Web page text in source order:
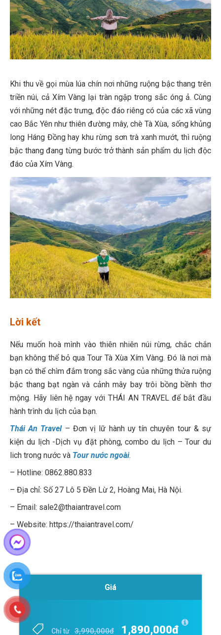
Giá
Chỉ từ 3,990,000đ 1,890,000đ
Khi thu về gọi mùa lúa chín nơi những ruộng bậc thang trên
triền núi, cả Xím Vàng lại tràn ngập trong sắc óng ả. Cùng
với những nét đặc trưng, độc đáo riêng có của các xã vùng
cao Bắc Yên như thiên đường mây, chè Tà Xùa, sống khủng
long Háng Đồng hay khu rừng sơn trà xanh mướt, thì ruộng
bậc thang đang từng bước trở thành sản phẩm du lịch độc
đáo của Xím Vàng.
Lời kết
Nếu muốn hoà mình vào thiên nhiên núi rừng, chắc chắn
bạn không thể bỏ qua Tour Tà Xùa Xím Vàng. Đó là nơi mà
bạn có thể chìm đắm trong sắc vàng của những thửa ruộng
bậc thang bạt ngàn và cảnh mây bay trôi bồng bềnh thơ
mộng. Hãy liên hệ ngay với THÁI AN TRAVEL để bắt đầu
hành trình du lịch của bạn.
Thái An Travel– Đơn vị lữ hành uy tín chuyên tour & sự
kiện du lịch -Dịch vụ đặt phòng, combo du lịch – Tour du
lich trong nước và Tour nước ngoài.
– Hotline: 0862.880.833
– Địa chỉ: Số 27 Lô 5 Đền Lừ 2, Hoàng Mai, Hà Nội.
– Email: sale2@thaiantravel.com
– Website: https://thaiantravel.com/